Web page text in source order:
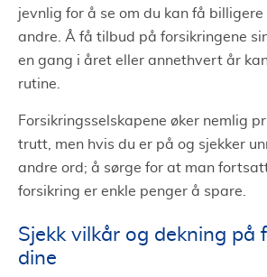
jevnlig for å se om du kan få billigere
andre. Å få tilbud på forsikringene
en gang i året eller annethvert år
rutine.
Forsikringsselskapene øker nemlig
trutt, men hvis du er på og sjekker
andre ord; å sørge for at man
forsikring er enkle penger å spare.
Sjekk vilkår og dekning på
dine